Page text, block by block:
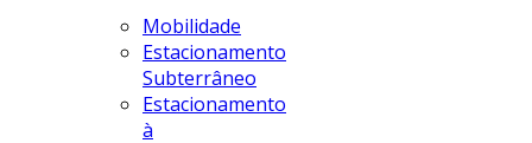
Mobilidade
Estacionamento
Subterrâneo
Estacionamento
à